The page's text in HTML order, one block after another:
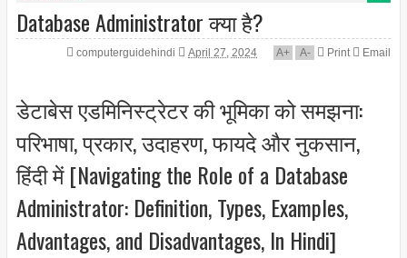
Database Administrator क्या है?
computerguidehindi April 27, 2024 A+ A- Print Email
डेटाबेस एडमिनिस्ट्रेटर की भूमिका को समझना:
परिभाषा, प्रकार, उदाहरण, फायदे और नुकसान,
हिंदी में [Navigating the Role of a Database
Administrator: Definition, Types, Examples,
Advantages, and Disadvantages, In Hindi]